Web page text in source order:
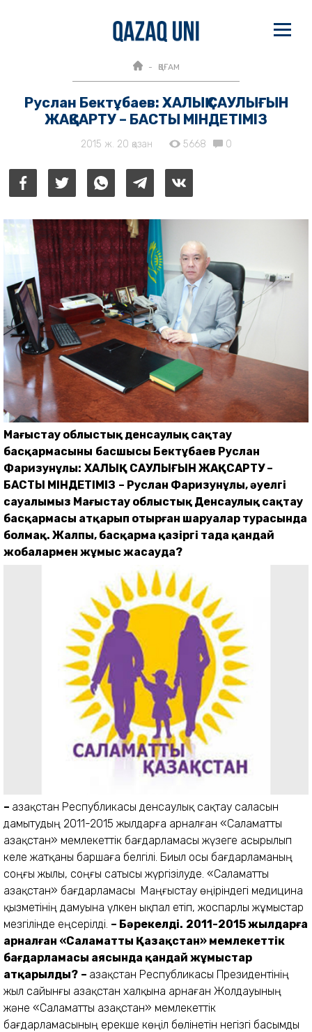
ҚОҒАМ
Руслан Бектұбаев: ХАЛЫҚ САУЛЫҒЫН
ЖАҚСАРТУ – БАСТЫ МІНДЕТІМІЗ
2015 ж. 20 қазан 5668 0
Маңғыстау облыстық денсаулық сақтау
басқармасының басшысы Бектұбаев Руслан
Фаризунұлы: ХАЛЫҚ САУЛЫҒЫН ЖАҚСАРТУ –
БАСТЫ МІНДЕТІМІЗ ­– Руслан Фаризунұлы, әуелгі
сауалымыз Маңғыстау облыстық Денсаулық сақтау
басқармасы атқарып отырған шаруалар турасында
болмақ. Жалпы, басқарма қазіргі таңда қандай
жобалармен жұмыс жасауда?
– Қазақстан Республикасы денсаулық сақтау саласын
дамытудың 2011-2015 жылдарға арналған «Саламатты
Қазақстан» мемлекеттік бағдарламасы жүзеге асырылып
келе жатқаны баршаға белгілі. Биыл осы бағдарламаның
соңғы жылы, соңғы сатысы жүргізілуде. «Саламатты
Қазақстан» бағдарламасы Маңғыстау өңіріндегі медицина
қызметінің дамуына үлкен ықпал етіп, жоспарлы жұмыстар
мезгілінде еңсерілді. – Бәрекелді. 2011-2015 жылдарға
арналған «Саламатты Қазақстан» мемлекеттік
бағдарламасы аясында қандай жұмыстар
атқарылды? – Қазақстан Республикасы Президентінің
жыл сайынғы Қазақстан халқына арнаған Жолдауының
және «Саламатты Қазақстан» мемлекеттік
бағдарламасының ерекше көңіл бөлінетін негізгі басымды